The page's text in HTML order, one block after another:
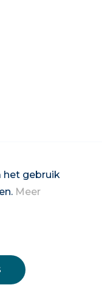
het gebruik
Meer